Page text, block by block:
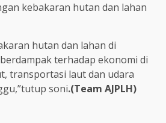
kebakaran hutan dan lahan
hutan dan lahan di
terhadap ekonomi di
transportasi laut dan udara
soni.(Team AJPLH)